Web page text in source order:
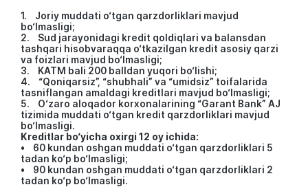
1. Joriy muddati o‘tgan qarzdorliklari mavjud
bo‘lmasligi;
2. Sud jarayonidagi kredit qoldiqlari va balansdan
tashqari hisobvaraqqa o‘tkazilgan kredit asosiy qarzi
va foizlari mavjud bo‘lmasligi;
3. KATM bali 200 balldan yuqori bo‘lishi;
4. “Qoniqarsiz”, “shubhali” va “umidsiz” toifalarida
tasniflangan amaldagi kreditlari mavjud bo‘lmasligi;
5. O‘zaro aloqador korxonalarining “Garant Bank” AJ
tizimida muddati o‘tgan kredit qarzdorliklari mavjud
bo‘lmasligi.
Kreditlar bo‘yicha oxirgi 12 oy ichida:
• 60 kundan oshgan muddati o‘tgan qarzdorliklari 5
tadan ko‘p bo‘lmasligi;
• 90 kundan oshgan muddati o‘tgan qarzdorliklari 2
tadan ko‘p bo‘lmasligi.